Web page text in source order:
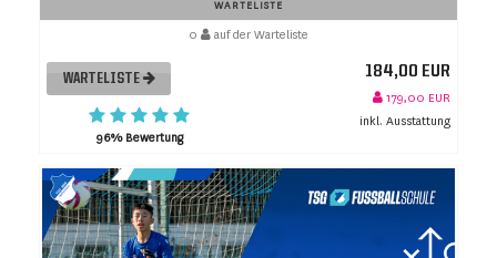
WARTELISTE
0 auf der Warteliste
WARTELISTE
96% Bewertung
184,00 EUR
179,00 EUR
inkl. Ausstattung